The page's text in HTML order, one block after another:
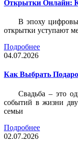
Открытки Онлайн:
В эпоху
открытки уступают
Подробнее
04.07.2026
Как Выбрать
Свадьба – это
событий в жизни
семьи
Подробнее
02.07.2026